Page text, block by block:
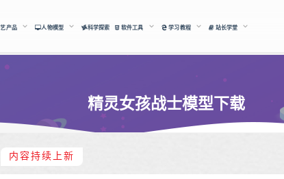
产品 人物模型 科学探索 软件工具 学习教程 站长学堂
精灵女孩战士模型下载
内容持续上新